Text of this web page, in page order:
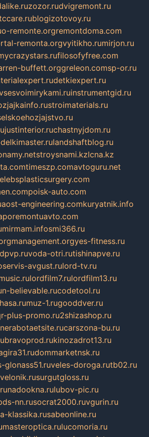
zozor.rudvigremont.ru
blogizotovoy.ru
o-remonte.orgremontdoma.com
remonta.orgvyitikho.rumirjon.ru
filosofyfree.com
buffett.orggreleon.comsp-or.ru
detkiexpert.ru
instrumentgid.ru
stroimaterials.ru
justinterior.ruchastnyjdom.ru
landshaftblog.ru
stroysnami.kzlcna.kz
timeszp.comavtoguru.net
poisk-auto.com
ost-engineering.comkuryatnik.info
poremontuavto.com
mirmam.infosmi366.ru
yes-fitness.ru
voda-otri.rutishinapve.ru
avgust.rulord-tv.ru
lordfilm7.rulordfilm13.ru
believable.rucodetool.ru
muz-1.rugooddver.ru
plus-promo.ru2shizashop.ru
nerabotaetsite.rucarszona-bu.ru
bravoprod.rukinozadrot13.ru
dommarketnsk.ru
glonass51.ruveles-doroga.rutb02.ru
velonik.rusurgutgloss.ru
nadookna.rulubov-pic.ru
nn.rusocrat2000.ruvgurin.ru
klassika.rusabeonline.ru
masteroptica.rulucomoria.ru